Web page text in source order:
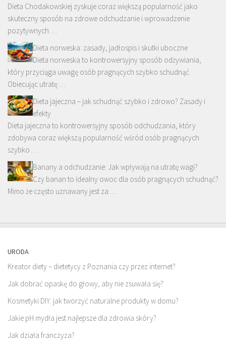
Dieta Chodakowskiej zyskuje coraz większą popularność jako
skuteczny sposób na zdrowe odchudzanie i wprowadzenie
pozytywnych …
Dieta norweska: zasady, jadłospis i skutki uboczne
Dieta norweska to kontrowersyjny sposób odżywiania,
który przyciąga uwagę osób pragnących szybko schudnąć.
Obiecując utratę …
Dieta jajeczna – jak schudnąć szybko i zdrowo? Zasady i
efekty
Dieta jajeczna to kontrowersyjny sposób odchudzania, który
zdobywa coraz większą popularność wśród osób pragnących
szybko …
Banany a odchudzanie: Jak wpływają na utratę wagi?
Czy banan to idealny owoc dla osób pragnących schudnąć?
Mimo że często uznawany jest za …
URODA
Kreator diety – dietetycy z Poznania czy przez internet?
Jak dobrać opaskę do głowy, aby nie zsuwała się?
Kosmetyki DIY: jak tworzyć naturalne produkty w domu?
Jakie pH mydła jest najlepsze dla zdrowia skóry?
Jak działa franczyza?